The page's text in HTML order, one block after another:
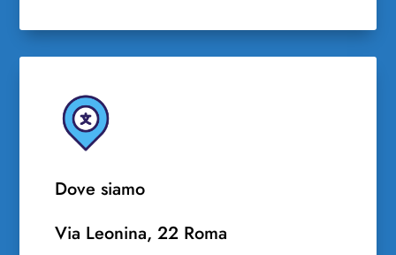
Dove siamo
Via Leonina, 22 Roma